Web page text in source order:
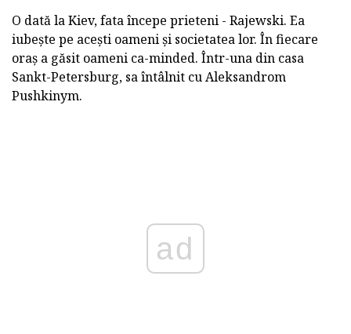
O dată la Kiev, fata începe prieteni - Rajewski. Ea
iubește pe acești oameni și societatea lor. În fiecare
oraș a găsit oameni ca-minded. Într-una din casa
Sankt-Petersburg, sa întâlnit cu Aleksandrom
Pushkinym.
ad